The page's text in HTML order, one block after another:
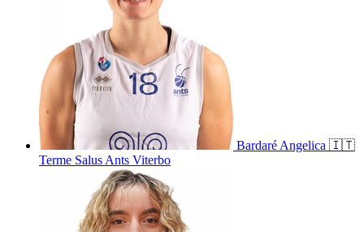
Bardaré Angelica 🇮🇹
Terme Salus Ants Viterbo